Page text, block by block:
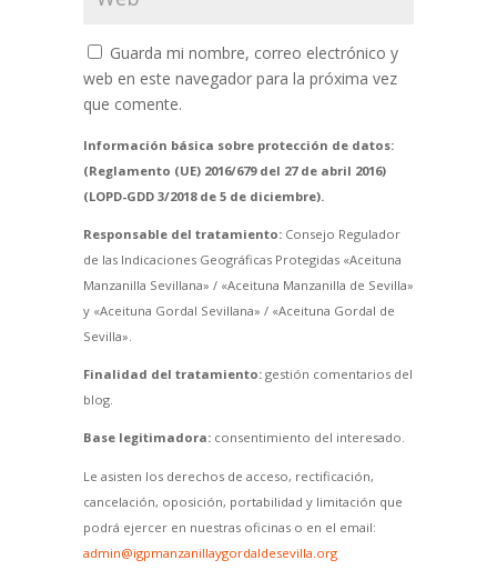
Guarda mi nombre, correo electrónico y
web en este navegador para la próxima vez
que comente.
Información básica sobre protección de datos:
(Reglamento (UE) 2016/679 del 27 de abril 2016)
(LOPD-GDD 3/2018 de 5 de diciembre).
Responsable del tratamiento:Consejo Regulador
de las Indicaciones Geográficas Protegidas «Aceituna
Manzanilla Sevillana» / «Aceituna Manzanilla de Sevilla»
y «Aceituna Gordal Sevillana» / «Aceituna Gordal de
Sevilla».
Finalidad del tratamiento:gestión comentarios del
blog.
Base legitimadora:consentimiento del interesado.
Le asisten los derechos de acceso, rectificación,
cancelación, oposición, portabilidad y limitación que
podrá ejercer en nuestras oficinas o en el email:
admin@igpmanzanillaygordaldesevilla.org